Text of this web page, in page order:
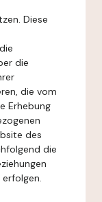
Diese
die
die vom
Erhebung
des
die